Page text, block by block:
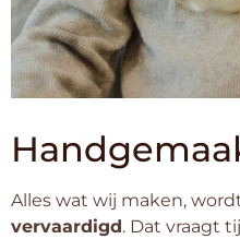
Alles wat wij maken,
vervaardigd. Dat vraagt